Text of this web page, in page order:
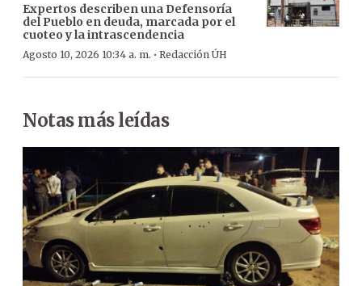
Expertos describen una Defensoría
del Pueblo en deuda, marcada por el
cuoteo y la intrascendencia
Agosto 10, 2026 10:34 a. m. · Redacción ÚH
Notas más leídas